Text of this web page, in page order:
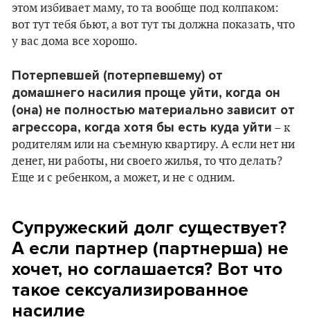
этом избивает маму, то та вообще под колпаком:
вот тут тебя бьют, а вот тут ты должна показать, что
у вас дома все хорошо.
Потерпевшей (потерпевшему) от
домашнего насилия проще уйти, когда он
(она) не полностью материально зависит от
агрессора, когда хотя бы есть куда уйти – к
родителям или на съемную квартиру. А если нет ни
денег, ни работы, ни своего жилья, то что делать?
Еще и с ребенком, а может, и не с одним.
Супружеский долг существует?
А если партнер (партнерша) не
хочет, но соглашается? Вот что
такое сексуализированное
насилие